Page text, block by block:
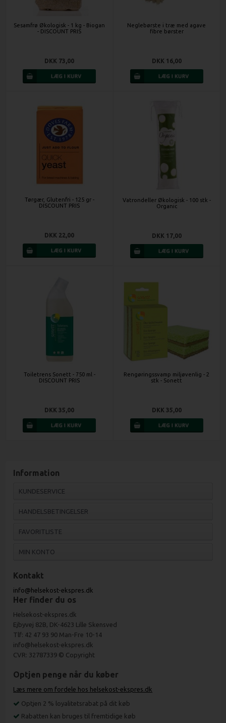
Sesamfrø Økologisk - 1 kg - Biogan
- DISCOUNT PRIS
DKK 73,00
Neglebørste i træ med agave
fibre børster
DKK 16,00
Tørgær, Glutenfri - 125 gr -
DISCOUNT PRIS
DKK 22,00
Vatrondeller Økologisk - 100 stk -
Organic
DKK 17,00
Toiletrens Sonett - 750 ml -
DISCOUNT PRIS
DKK 35,00
Rengøringssvamp miljøvenlig - 2
stk - Sonett
DKK 35,00
Information
KUNDESERVICE
HANDELSBETINGELSER
FAVORITLISTE
MIN KONTO
Kontakt
info@helsekost-ekspres.dk
Her finder du os
Helsekost-ekspres.dk
Ejbyvej 82B, DK-4623 Lille Skensved
Tlf: 42 47 93 90 Man-Fre 10-14
info@helsekost-ekspres.dk
CVR: 32787339 © Copyright
Optjen penge når du køber
Læs mere om fordele hos helsekost-ekspres.dk
Optjen 2 % loyalitetsrabat på dit køb
Rabatten kan bruges til fremtidige køb